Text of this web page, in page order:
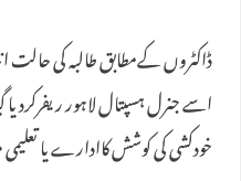
ڈاکٹروں کےمطابق طالبہ کی
اسے جنرل ہسپتال لاہور ریفرکردیا
خودکشی کی کوشش کاادارے یا